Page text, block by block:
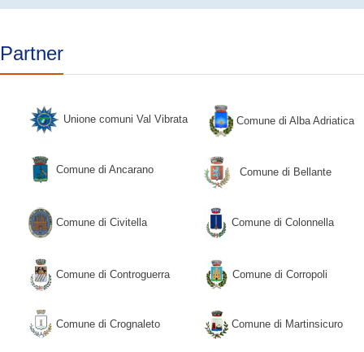
Partner
Unione comuni Val Vibrata Comune di Alba Adriatica
Comune di Ancarano Comune di Bellante
Comune di Civitella Comune di Colonnella
Comune di Controguerra Comune di Corropoli
Comune di Crognaleto Comune di Martinsicuro